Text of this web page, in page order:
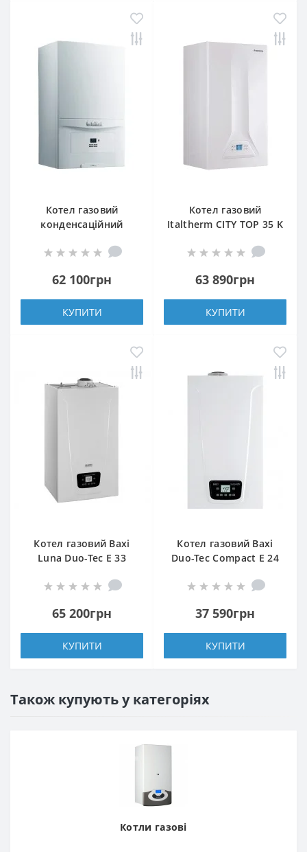
Котел газовий
конденсаційний
VUW 246/7-2 (H-INT IV)
62 100грн
КУПИТИ
Котел газовий
Italtherm CITY TOP 35 K
63 890грн
КУПИТИ
Котел газовий Baxi
Luna Duo-Tec E 33
65 200грн
КУПИТИ
Котел газовий Baxi
Duo-Tec Compact E 24
37 590грн
КУПИТИ
Також купують у категоріях
Котли газові